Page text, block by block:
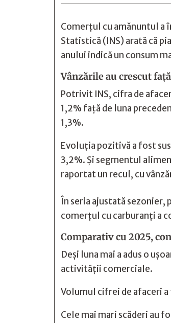
Comerțul cu amănuntul a
Statistică (INS) arată că
anului indică un consum
Vânzările au crescut
Potrivit INS, cifra de
1,2% față de luna
1,3%.
Evoluția pozitivă a fost
3,2%. Și segmentul
raportat un recul, cu
În seria ajustată
comerțul cu carburanți a
Comparativ cu 2025,
Deși luna mai a adus o
activității comerciale.
Volumul cifrei de afaceri a
Cele mai mari scăderi au